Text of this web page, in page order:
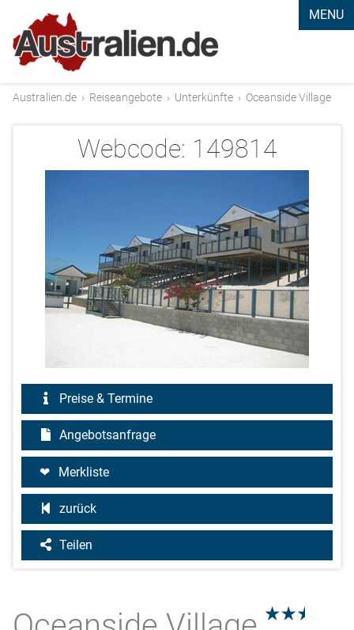
MENU
Australien.de › Reiseangebote › Unterkünfte › Oceanside Village
Webcode: 149814
Preise & Termine
Angebotsanfrage
Merkliste
zurück
Teilen
2.5